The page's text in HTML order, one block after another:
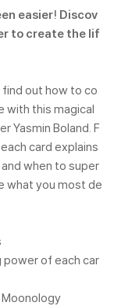
easier! Discov
to create the lif
out how to co
with this magical
Yasmin Boland. F
card explains
when to super
what you most de
power of each car